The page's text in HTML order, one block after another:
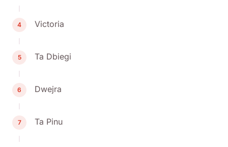
4 Victoria
5 Ta Dbiegi
6 Dwejra
7 Ta Pinu